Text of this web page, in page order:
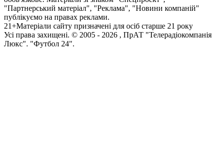
"Партнерський матеріал", "Реклама", "Новини компаній"
публікуємо на правах реклами.
21+Матеріали сайту призначені для осіб старше 21 року
Усi права захищенi. © 2005 - 2026 , ПрАТ "Телерадіокомпанія
Люкс". "Футбол 24".